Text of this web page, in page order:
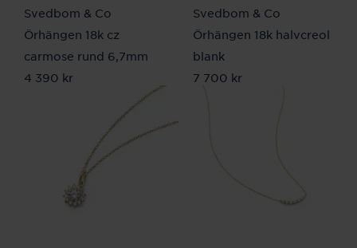
Svedbom & Co
Örhängen 18k cz
carmose rund 6,7mm
Pris:4 390 kr
4 390 kr
Svedbom & Co
Örhängen 18k halvcreol
blank
Pris:7 700 kr
7 700 kr